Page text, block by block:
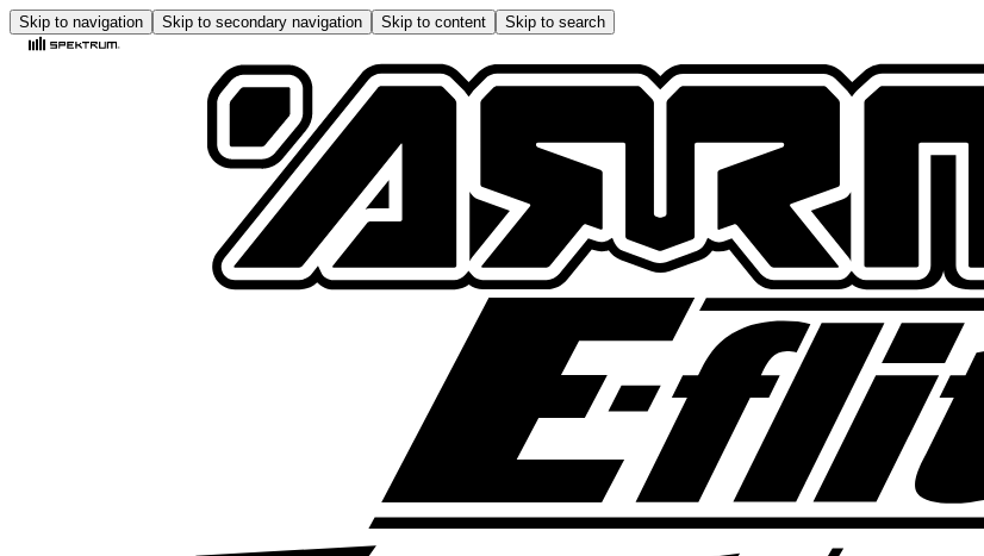
Skip to navigation Skip to secondary navigation Skip to content Skip to search